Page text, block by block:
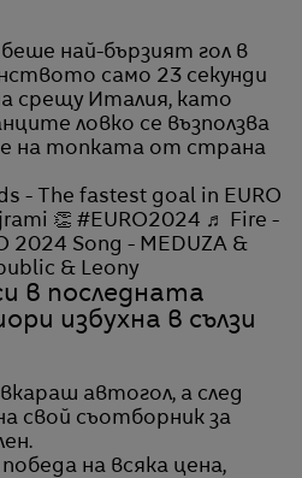
най-бързият гол в
само 23 секунди
срещу Италия, като
ловко се възползва
на топката от страна
- The fastest goal in EURO
👏 #EURO2024 ♬ Fire -
2024 Song - MEDUZA &
& Leony
в последната
избухна в сълзи
автогол, а след
свой съотборник за
на всяка цена,